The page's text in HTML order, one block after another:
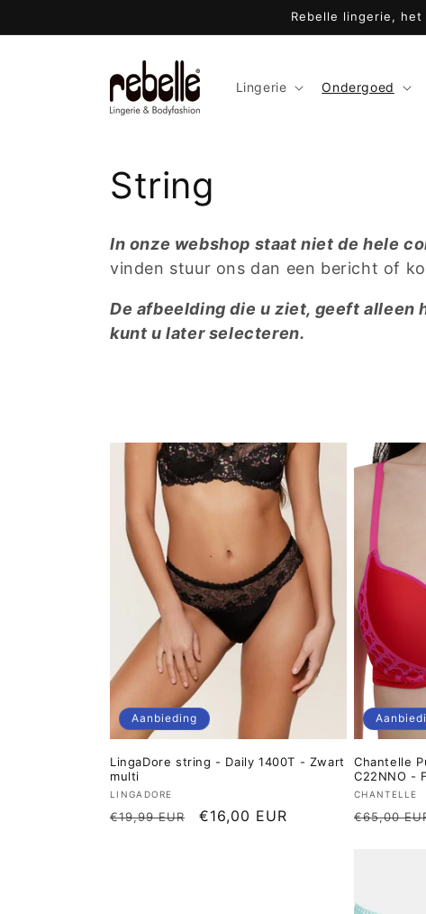
content
Rebelle lingerie,
Lingerie Ondergoed
C
o
l
l
e
String
In onze webshop staat niet de hele
vinden stuur ons dan een bericht of
De afbeelding die u ziet, geeft alleen
kunt u later selecteren.
Aanbieding
LingaDore string - Daily 1400T - Zwart
multi
Verkoper:
LINGADORE
Normale
€19,99 EUR Aanbiedingsprijs
€16,00 EUR
Chantelle
C22NNO -
Verkoper:
CHANTELLE
Normale
€65,00